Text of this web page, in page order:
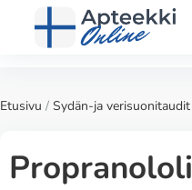
Etusivu / Sydän-ja verisuonitaudit
Propranololi